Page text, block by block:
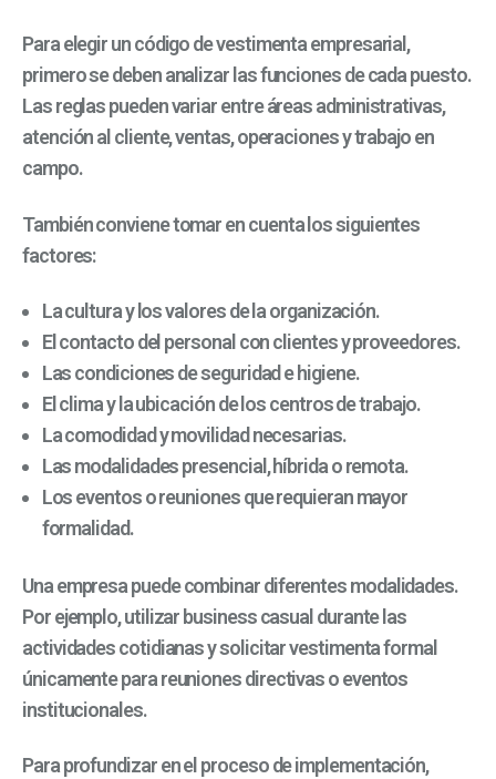
Para elegir uncódigo de vestimenta empresarial,
primero se deben analizar las funciones de cada puesto.
Las reglas pueden variar entre áreas administrativas,
atención al cliente, ventas, operaciones y trabajo en
campo.
También conviene tomar en cuenta los siguientes
factores:
La cultura y los valores de la organización.
El contacto del personal con clientes y proveedores.
Las condiciones de seguridad e higiene.
El clima y la ubicación de los centros de trabajo.
La comodidad y movilidad necesarias.
Las modalidades presencial, híbrida o remota.
Los eventos o reuniones que requieran mayor
formalidad.
Una empresa puede combinar diferentes modalidades.
Por ejemplo, utilizar business casual durante las
actividades cotidianas y solicitar vestimenta formal
únicamente para reuniones directivas o eventos
institucionales.
Para profundizar en el proceso de implementación,